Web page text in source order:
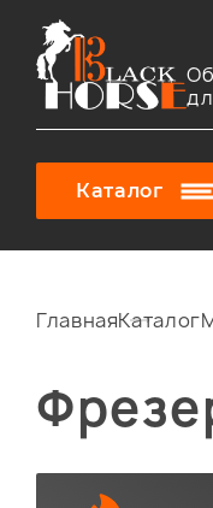
Каталог
ГлавнаяКаталог